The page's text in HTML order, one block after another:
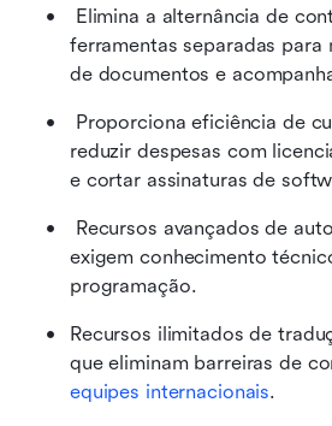
Elimina a alternância de
ferramentas separadas para
de documentos e
Proporciona eficiência de
reduzir despesas com
e cortar assinaturas de
Recursos avançados de
exigem conhecimento
programação.
Recursos ilimitados de
equipes internacionais.